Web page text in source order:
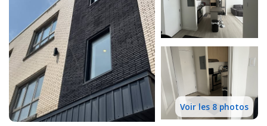
Voir les 8 photos